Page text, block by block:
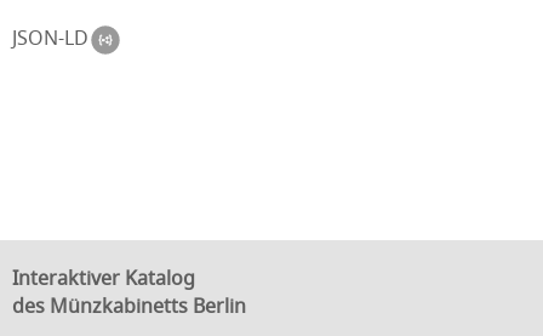
JSON-LD
Interaktiver Katalog
des Münzkabinetts Berlin